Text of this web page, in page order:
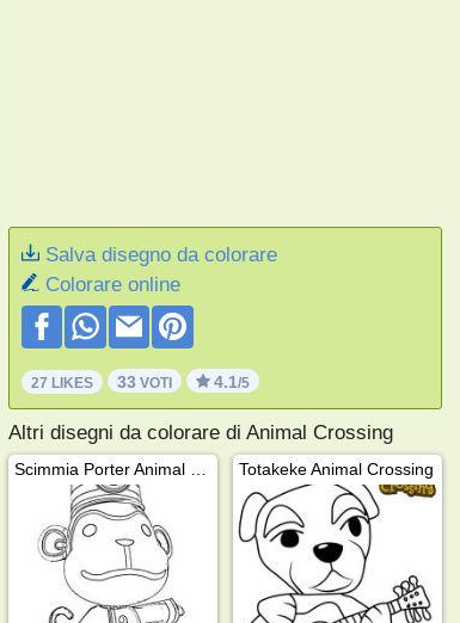
Salva disegno da colorare
Colorare online
27 LIKES 33 VOTI 4.1/5
Altri disegni da colorare di Animal Crossing
Totakeke Animal Crossing